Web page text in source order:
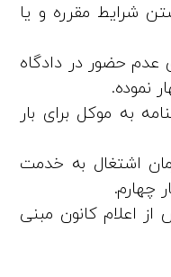
شرایط مقرره و یا
عدم حضور در دادگاه
نموده.
به موکل برای بار
اشتغال به خدمت
چهارم.
اعلام کانون مبنی